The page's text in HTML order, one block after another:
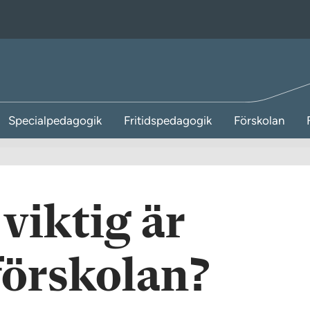
Specialpedagogik Fritidspedagogik Förskolan
viktig är